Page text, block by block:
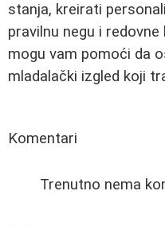
stanja, kreirati
pravilnu negu i redovne
mogu vam pomoći da
mladalački izgled koji
Komentari
Trenutno nema